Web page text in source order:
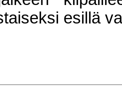
esillä